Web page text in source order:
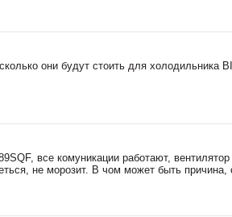
они будут стоить для холодильника
все комуникации работают,
не морозит. В чом может быть причина,